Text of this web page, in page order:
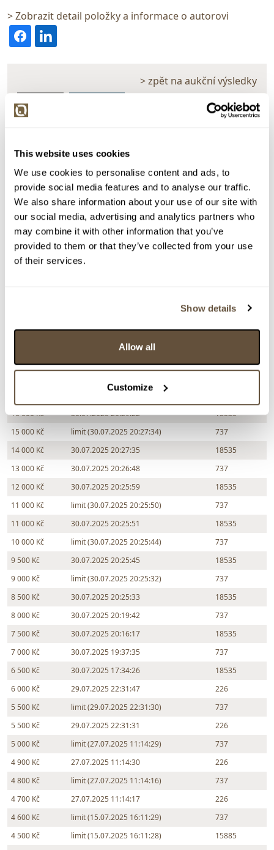
This website uses cookies
We use cookies to personalise content and ads, to
provide social media features and to analyse our traffic.
We also share information about your use of our site with
our social media, advertising and analytics partners who
may combine it with other information that you’ve
provided to them or that they’ve collected from your use
of their services.
Show details
Allow all
Customize
> Zobrazit detail položky a informace o autorovi
> zpět na aukční výsledky
Karel Havlata
Dražba ukončena:
Vyvolávací cena:
3 000 Kč
vydraženo za:
19 000 Kč
Zpět na aukční výsledky
16 000 Kč
30.07.2025 20:29:22
18535
15 000 Kč
limit (30.07.2025 20:27:34)
737
14 000 Kč
30.07.2025 20:27:35
18535
13 000 Kč
30.07.2025 20:26:48
737
12 000 Kč
30.07.2025 20:25:59
18535
11 000 Kč
limit (30.07.2025 20:25:50)
737
11 000 Kč
30.07.2025 20:25:51
18535
10 000 Kč
limit (30.07.2025 20:25:44)
737
9 500 Kč
30.07.2025 20:25:45
18535
9 000 Kč
limit (30.07.2025 20:25:32)
737
8 500 Kč
30.07.2025 20:25:33
18535
8 000 Kč
30.07.2025 20:19:42
737
7 500 Kč
30.07.2025 20:16:17
18535
7 000 Kč
30.07.2025 19:37:35
737
6 500 Kč
30.07.2025 17:34:26
18535
6 000 Kč
29.07.2025 22:31:47
226
5 500 Kč
limit (29.07.2025 22:31:30)
737
5 500 Kč
29.07.2025 22:31:31
226
5 000 Kč
limit (27.07.2025 11:14:29)
737
4 900 Kč
27.07.2025 11:14:30
226
4 800 Kč
limit (27.07.2025 11:14:16)
737
4 700 Kč
27.07.2025 11:14:17
226
4 600 Kč
limit (15.07.2025 16:11:29)
737
4 500 Kč
limit (15.07.2025 16:11:28)
15885